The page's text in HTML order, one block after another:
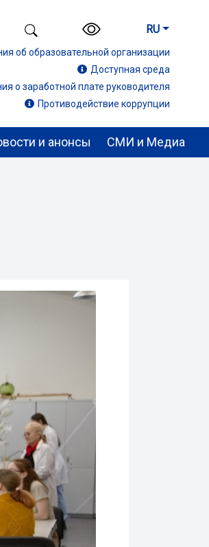
RU
об образовательной организации
Доступная среда
о заработной плате руководителя
Противодействие коррупции
и анонсы СМИ и Медиа